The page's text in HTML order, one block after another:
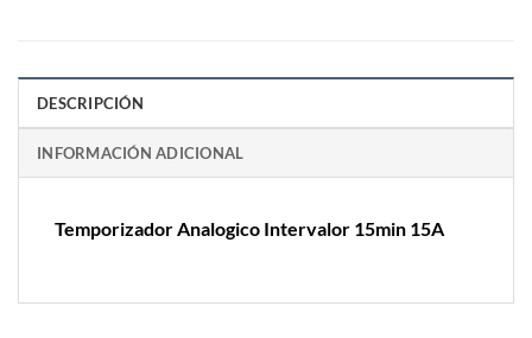
DESCRIPCIÓN
INFORMACIÓN ADICIONAL
Temporizador Analogico Intervalor 15min 15A